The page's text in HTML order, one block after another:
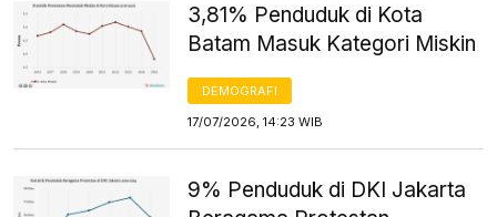
3,81% Penduduk di Kota
Batam Masuk Kategori Miskin
DEMOGRAFI
17/07/2026, 14:23 WIB
9% Penduduk di DKI Jakarta